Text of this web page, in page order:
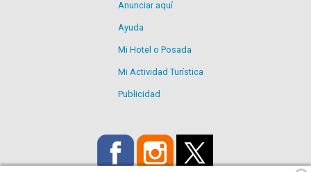
Anunciar aquí
Ayuda
Mi Hotel o Posada
Mi Actividad Turística
Publicidad